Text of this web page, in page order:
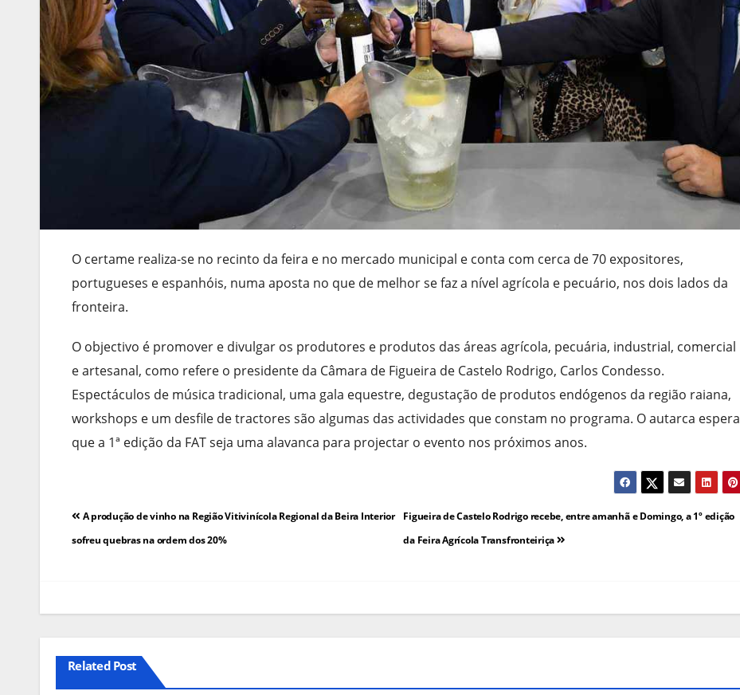
O certame realiza-se no recinto da feira e no mercado municipal e conta com cerca de 70 expositores,
portugueses e espanhóis, numa aposta no que de melhor se faz a nível agrícola e pecuário, nos dois lados da
fronteira.
O objectivo é promover e divulgar os produtores e produtos das áreas agrícola, pecuária, industrial, comercial
e artesanal, como refere o presidente da Câmara de Figueira de Castelo Rodrigo, Carlos Condesso.
Espectáculos de música tradicional, uma gala equestre, degustação de produtos endógenos da região raiana,
workshops e um desfile de tractores são algumas das actividades que constam no programa. O autarca espera
que a 1ª edição da FAT seja uma alavanca para projectar o evento nos próximos anos.
Navegação
de
Figueira de Castelo Rodrigo recebe, entre amanhã e Domingo, a 1º edição
da Feira Agrícola Transfronteiriça
A produção de vinho na Região Vitivinícola Regional da Beira Interior
sofreu quebras na ordem dos 20%
Related Post